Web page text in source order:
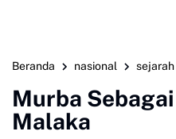
Beranda nasional sejarah
Murba
Malaka